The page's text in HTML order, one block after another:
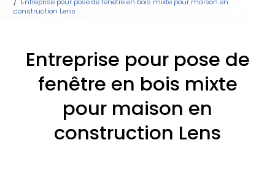
construction Lens
Entreprise pour pose de
fenêtre en bois mixte
pour maison en
construction Lens